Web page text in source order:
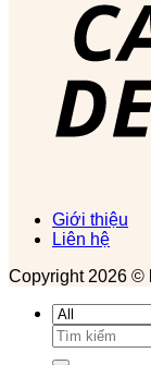
Giới thiệu
Liên hệ
Copyright 2026 ©
Tìm
kiếm: